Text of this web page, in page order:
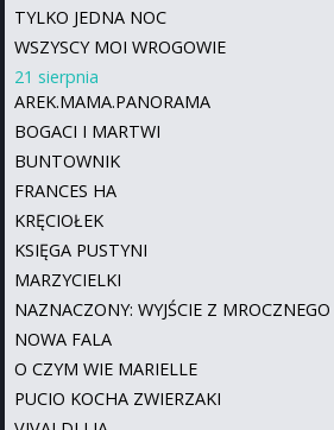
TYLKO JEDNA NOC
WSZYSCY MOI WROGOWIE
21 sierpnia
AREK.MAMA.PANORAMA
BOGACI I MARTWI
BUNTOWNIK
FRANCES HA
KRĘCIOŁEK
KSIĘGA PUSTYNI
MARZYCIELKI
NAZNACZONY: WYJŚCIE Z
NOWA FALA
O CZYM WIE MARIELLE
PUCIO KOCHA ZWIERZAKI